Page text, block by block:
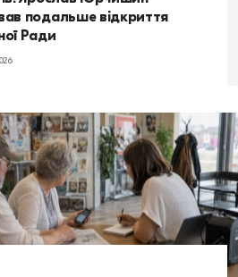
подальше відкриття
Ради